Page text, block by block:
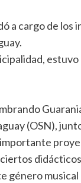
a cargo de los
estuvo
(OSN),
género